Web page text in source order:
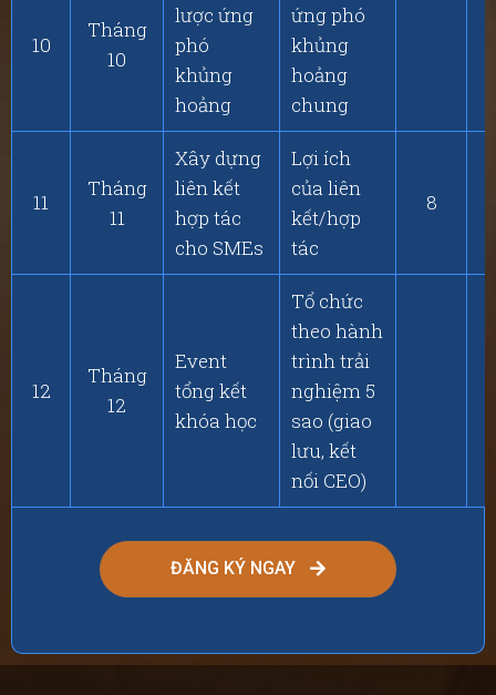
10
Tháng
10
lược ứng
phó
khủng
hoảng
ứng phó
khủng
hoảng
chung
11
Tháng
11
Xây dựng
liên kết
hợp tác
cho SMEs
Lợi ích
của liên
kết/hợp
tác
8
12
Tháng
12
Event
tổng kết
khóa học
Tổ chức
theo hành
trình trải
nghiệm 5
sao (giao
lưu, kết
nối CEO)
ĐĂNG KÝ NGAY